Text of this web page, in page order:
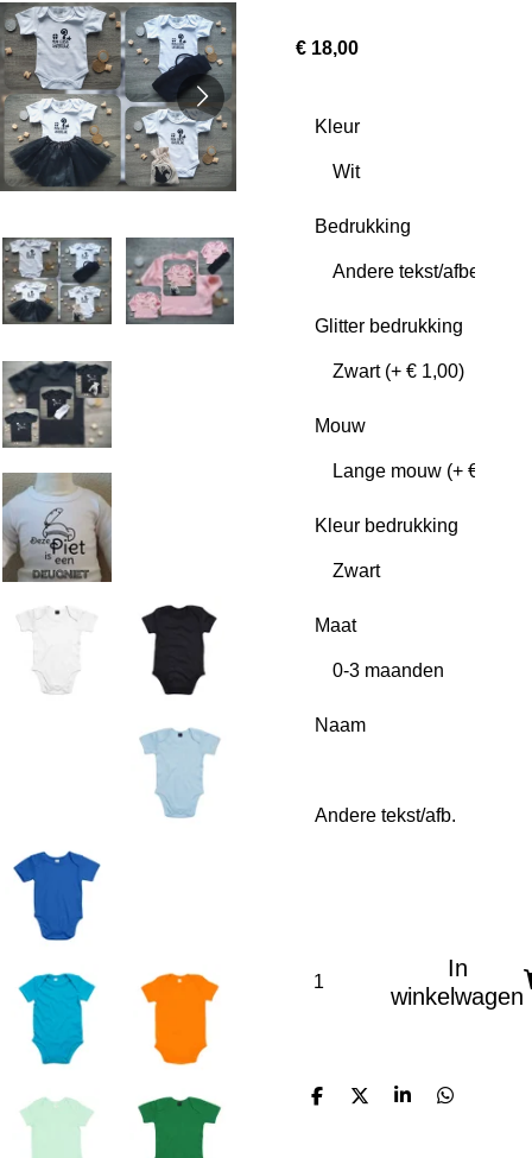
€ 18,00
Kleur
Bedrukking
Glitter bedrukking
Mouw
Kleur bedrukking
Maat
Naam
Andere tekst/afb.
In
winkelwagen
D
D
S
D